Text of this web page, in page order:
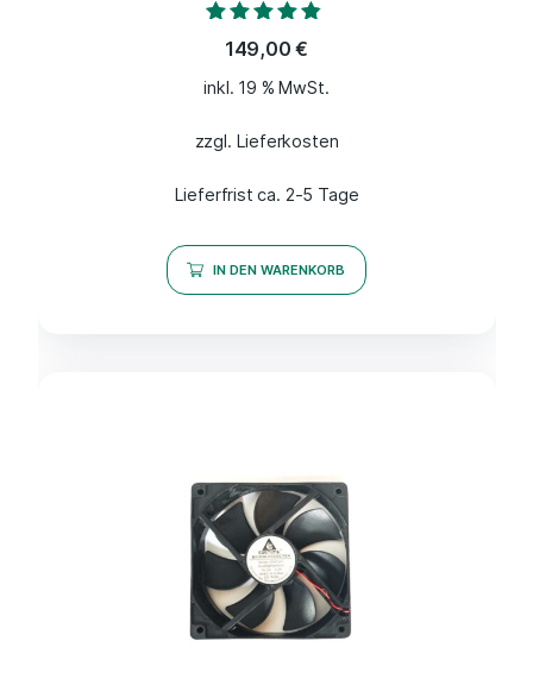
Bewertet mit
4.67
von 5
149,00€
inkl. 19 % MwSt.
zzgl. Lieferkosten
Lieferfrist ca. 2-5 Tage
IN DEN WARENKORB